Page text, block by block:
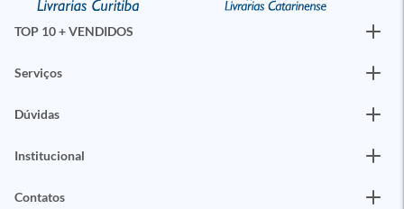
TOP 10 + VENDIDOS
Serviços
Dúvidas
Institucional
Contatos